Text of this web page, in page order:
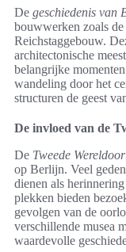
De geschiedenis van
bouwwerken zoals
Reichstaggebouw.
architectonische
belangrijke
wandeling door het
structuren de geest
De invloed van de
De Tweede
op Berlijn. Veel
dienen als
plekken bieden
gevolgen van de
verschillende musea
waardevolle